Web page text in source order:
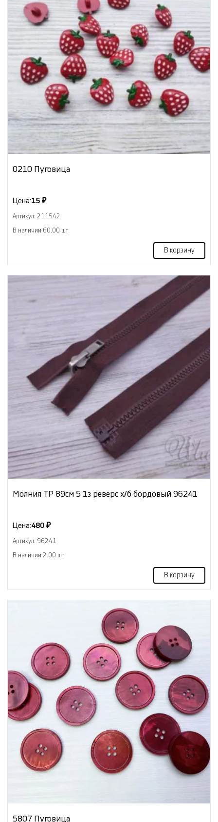
0210 Пуговица
Цена:15 ₽
Артикул: 211542
В наличии 60.00 шт
В корзину
Молния ТР 89см 5 1з реверс х/б бордовый 96241
Цена:480 ₽
Артикул: 96241
В наличии 2.00 шт
В корзину
5807 Пуговица